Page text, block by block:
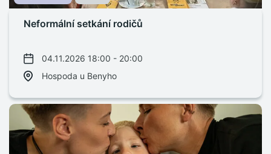
Neformální setkání rodičů
04.11.2026 18:00 - 20:00
Hospoda u Benyho